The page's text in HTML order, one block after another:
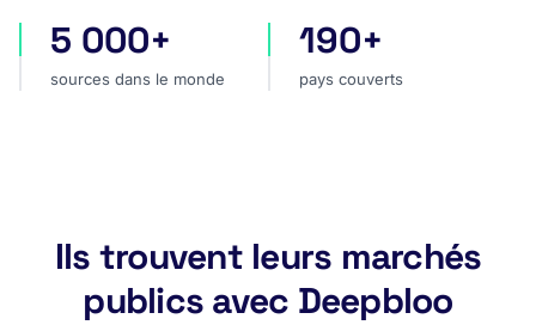
sources dans le monde
5 000+
sources dans le monde
pays couverts
190+
pays couverts
Ils trouvent leurs marchés
publics avec Deepbloo